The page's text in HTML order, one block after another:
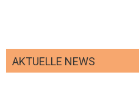
AKTUELLE NEWS